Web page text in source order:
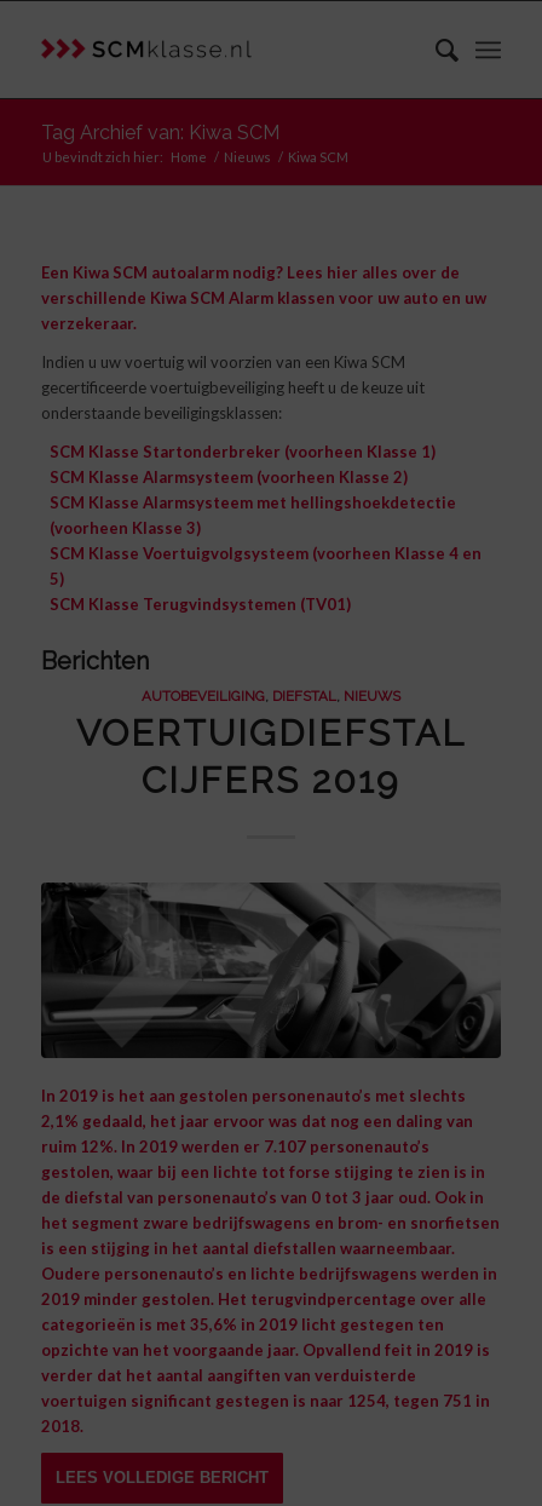
Tag Archief van: Kiwa SCM
U bevindt zich hier: Home / Nieuws / Kiwa SCM
Een Kiwa SCM autoalarm nodig? Lees hier alles over de
verschillende Kiwa SCM Alarm klassen voor uw auto en uw
verzekeraar.
Indien u uw voertuig wil voorzien van een Kiwa SCM
gecertificeerde voertuigbeveiliging heeft u de keuze uit
onderstaande beveiligingsklassen:
SCM Klasse Startonderbreker (voorheen Klasse 1)
SCM Klasse Alarmsysteem (voorheen Klasse 2)
SCM Klasse Alarmsysteem met hellingshoekdetectie
(voorheen Klasse 3)
SCM Klasse Voertuigvolgsysteem (voorheen Klasse 4 en
5)
SCM Klasse Terugvindsystemen (TV01)
Berichten
AUTOBEVEILIGING, DIEFSTAL, NIEUWS
VOERTUIGDIEFSTAL
CIJFERS 2019
In 2019 is het aan gestolen personenauto’s met slechts
2,1% gedaald, het jaar ervoor was dat nog een daling van
ruim 12%. In 2019 werden er 7.107 personenauto’s
gestolen, waar bij een lichte tot forse stijging te zien is in
de diefstal van personenauto’s van 0 tot 3 jaar oud. Ook in
het segment zware bedrijfswagens en brom- en snorfietsen
is een stijging in het aantal diefstallen waarneembaar.
Oudere personenauto’s en lichte bedrijfswagens werden in
2019 minder gestolen. Het terugvindpercentage over alle
categorieën is met 35,6% in 2019 licht gestegen ten
opzichte van het voorgaande jaar. Opvallend feit in 2019 is
verder dat het aantal aangiften van verduisterde
voertuigen significant gestegen is naar 1254, tegen 751 in
2018.
LEES VOLLEDIGE BERICHT